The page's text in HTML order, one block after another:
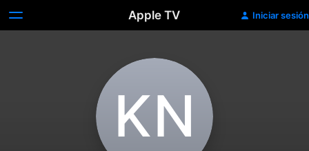
Apple TV Iniciar sesión
K‌N